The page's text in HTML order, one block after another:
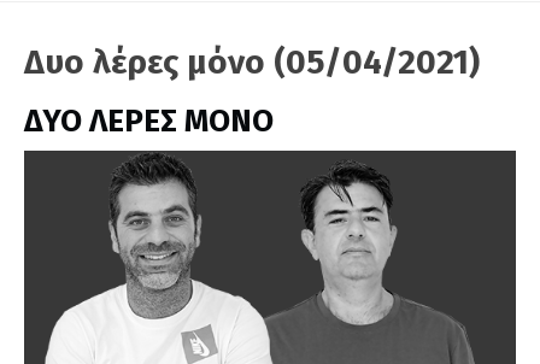
Δυο λέρες μόνο (05/04/2021)
ΔΥΟ ΛΕΡΕΣ ΜΟΝΟ